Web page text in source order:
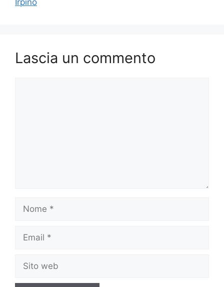
Irpino
Lascia un commento
Nome
Email
Sito
web